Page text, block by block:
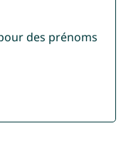
des prénoms